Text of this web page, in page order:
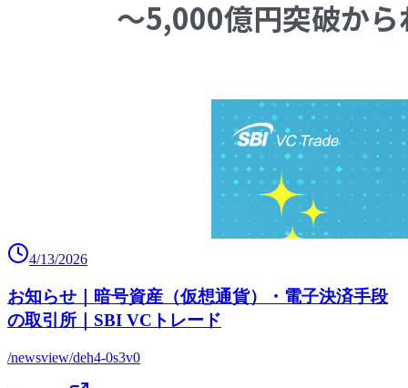
4/13/2026
お知らせ｜暗号資産（仮想通貨）・電子決済手段
の取引所｜SBI VCトレード
/newsview/deh4-0s3v0